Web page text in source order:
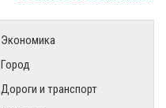
Экономика
Город
Дороги и транспорт